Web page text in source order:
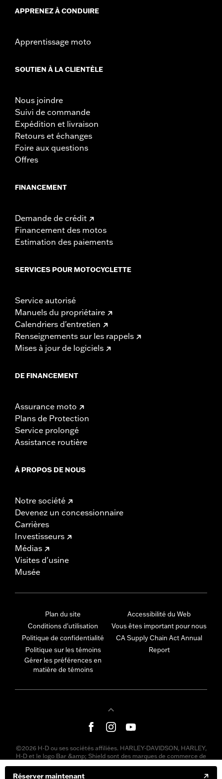
Réserver maintenant
APPRENEZ À CONDUIRE
Apprentissage moto
SOUTIEN À LA CLIENTÈLE
Nous joindre
Suivi de commande
Expédition et livraison
Retours et échanges
Foire aux questions
Offres
FINANCEMENT
Demande de crédit
Financement des motos
Estimation des paiements
SERVICES POUR MOTOCYCLETTE
Service autorisé
Manuels du propriétaire
Calendriers d'entretien
Renseignements sur les rappels
Mises à jour de logiciels
DE FINANCEMENT
Assurance moto
Plans de Protection
Service prolongé
Assistance routière
À PROPOS DE NOUS
Notre société
Devenez un concessionnaire
Carrières
Investisseurs
Médias
Visites d'usine
Musée
Plan du site
Conditions d'utilisation
Politique de confidentialité
Politique sur les témoins
Gérer les préférences en
matière de témoins
Accessibilité du Web
Vous êtes important pour nous
CA Supply Chain Act Annual
Report
©2026 H-D ou ses sociétés affiliées. HARLEY-DAVIDSON, HARLEY,
H-D et le logo Bar &amp; Shield sont des marques de commerce de
commerce appartiennent à leurs propriétaires respectifs.